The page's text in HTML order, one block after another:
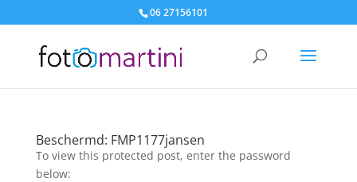
06 27156101
Beschermd: FMP1177jansen
To view this protected post, enter the password
below: